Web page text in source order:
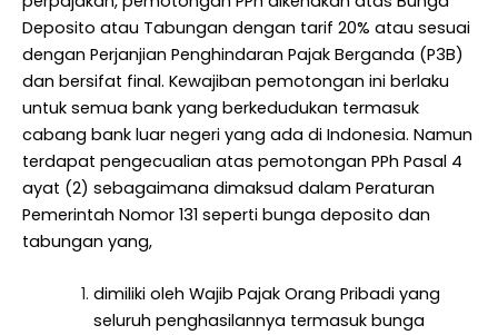
Deposito atau Tabungan dengan tarif 20% atau sesuai
dengan Perjanjian Penghindaran Pajak Berganda (P3B)
dan bersifat final. Kewajiban pemotongan ini berlaku
untuk semua bank yang berkedudukan termasuk
cabang bank luar negeri yang ada di Indonesia. Namun
terdapat pengecualian atas pemotongan PPh Pasal 4
ayat (2) sebagaimana dimaksud dalam Peraturan
Pemerintah Nomor 131 seperti bunga deposito dan
tabungan yang,
dimiliki oleh Wajib Pajak Orang Pribadi yang
seluruh penghasilannya termasuk bunga